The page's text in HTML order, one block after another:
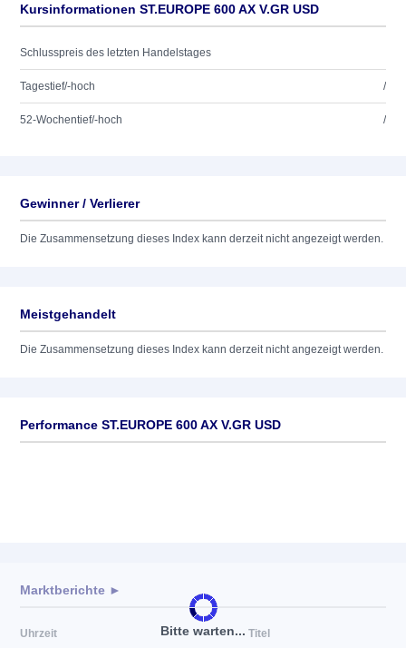
Kursinformationen ST.EUROPE 600 AX V.GR USD
Schlusspreis des letzten Handelstages
Tagestief/-hoch /
52-Wochentief/-hoch /
Gewinner / Verlierer
Die Zusammensetzung dieses Index kann derzeit nicht angezeigt werden.
Meistgehandelt
Die Zusammensetzung dieses Index kann derzeit nicht angezeigt werden.
Performance ST.EUROPE 600 AX V.GR USD
Bitte warten...
Marktberichte ►
Uhrzeit Titel